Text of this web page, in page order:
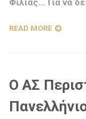
Φιλίας… Για να
READ MORE
Ο ΑΣ